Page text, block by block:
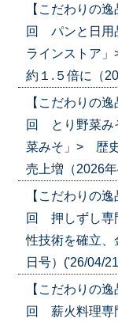
【こだわりの
回 パンと日用
ラインストア
約１.５倍に（
【こだわりの
回 とり野菜み
菜みそ」> 歴史
売上増（2026
【こだわりの
回 押しずし専
性技術を確立
日号）('26/04/
【こだわりの
回 薪火料理専